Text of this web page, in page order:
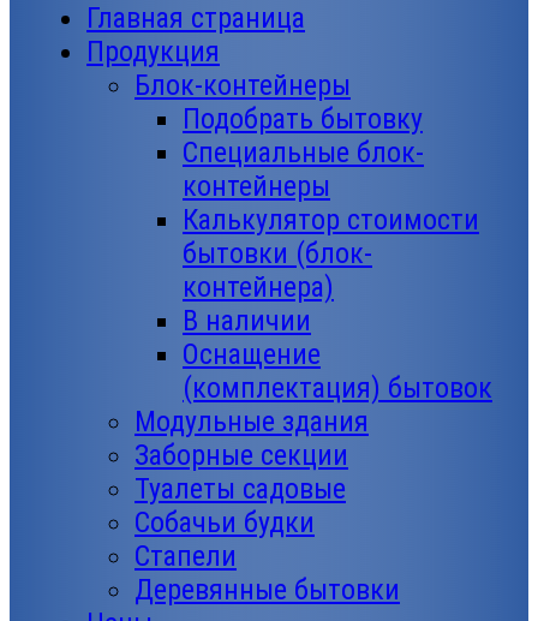
Главная страница
Продукция
Блок-контейнеры
Подобрать бытовку
Специальные блок-
контейнеры
Калькулятор стоимости
бытовки (блок-
контейнера)
В наличии
Оснащение
(комплектация) бытовок
Модульные здания
Заборные секции
Туалеты садовые
Собачьи будки
Стапели
Деревянные бытовки